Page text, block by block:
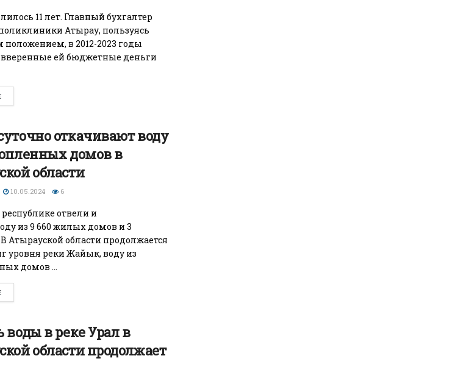
11 лет. Главный бухгалтер
Атырау, пользуясь
в 2012-2023 годы
ей бюджетные деньги
откачивают воду
домов в
области
10.05.2024 6
отвели и
из 9 660 жилых домов и 3
В Атырауской области продолжается
уровня реки Жайык, воду из
домов ...
воды в реке Урал в
области продолжает